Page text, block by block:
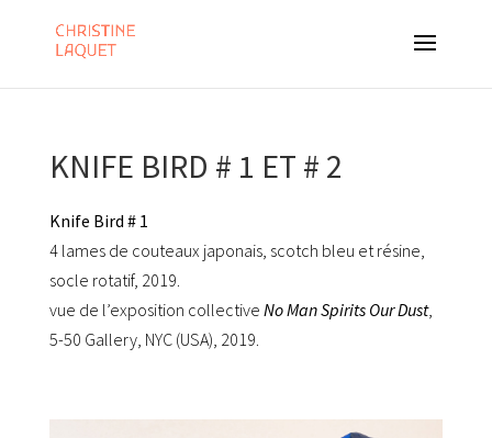
KNIFE BIRD # 1 ET # 2
Knife Bird # 1
4 lames de couteaux japonais, scotch bleu et résine,
socle rotatif, 2019.
vue de l’exposition collective No Man Spirits Our Dust,
5-50 Gallery, NYC (USA), 2019.